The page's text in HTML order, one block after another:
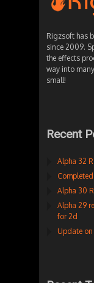
Rigzsoft has
since 2009.
the effects
way into
small!
Recent
Alpha 32
Alpha 30
Alpha 29
for 2d
Update